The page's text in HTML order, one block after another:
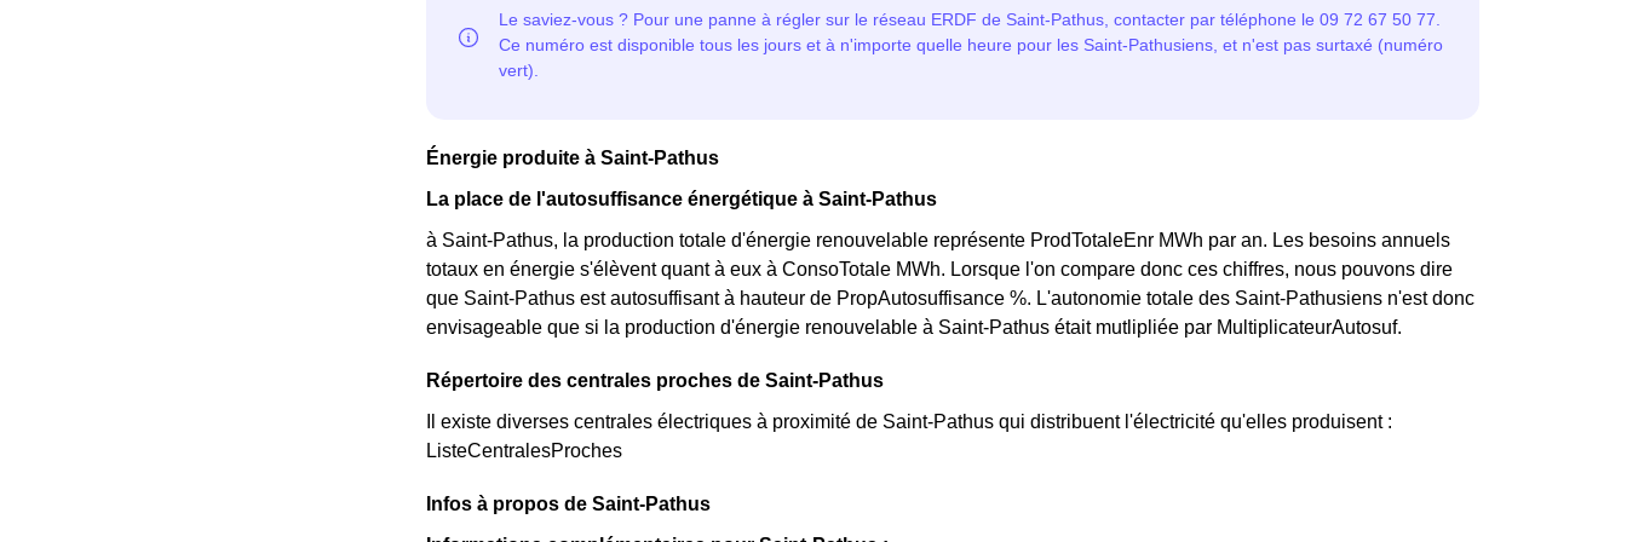
Énergie produite à Saint-Pathus
La place de l'autosuffisance énergétique à Saint-Pathus
à Saint-Pathus, la production totale d'énergie renouvelable représente ProdTotaleEnr MWh par an. Les besoins annuels
totaux en énergie s'élèvent quant à eux à ConsoTotale MWh. Lorsque l'on compare donc ces chiffres, nous pouvons dire
que Saint-Pathus est autosuffisant à hauteur de PropAutosuffisance %. L'autonomie totale des Saint-Pathusiens n'est donc
envisageable que si la production d'énergie renouvelable à Saint-Pathus était mutlipliée par MultiplicateurAutosuf.
Répertoire des centrales proches de Saint-Pathus
Il existe diverses centrales électriques à proximité de Saint-Pathus qui distribuent l'électricité qu'elles produisent :
ListeCentralesProches
Infos à propos de Saint-Pathus